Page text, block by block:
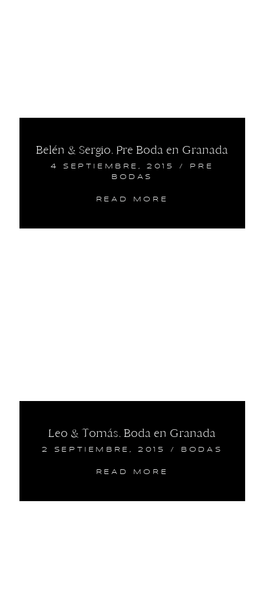
Belén & Sergio. Pre Boda en Granada
4 SEPTIEMBRE, 2015 /
PRE
BODAS
READ MORE
Leo & Tomás. Boda en Granada
2 SEPTIEMBRE, 2015 / BODAS
READ MORE